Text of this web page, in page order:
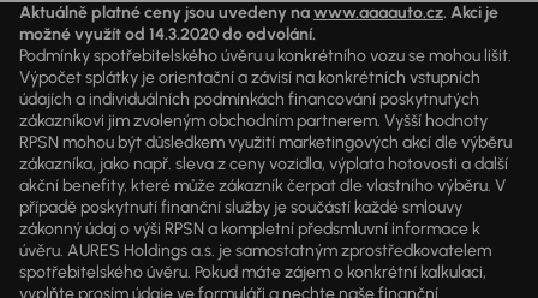
Aktuálně platné ceny jsou uvedeny nawww.aaaauto.cz. Akci je
možné využít od 14.3.2020 do odvolání.
Podmínky spotřebitelského úvěru u konkrétního vozu se mohou lišit.
Výpočet splátky je orientační a závisí na konkrétních vstupních
údajích a individuálních podmínkách financování poskytnutých
zákazníkovi jim zvoleným obchodním partnerem. Vyšší hodnoty
RPSN mohou být důsledkem využití marketingových akcí dle výběru
zákazníka, jako např. sleva z ceny vozidla, výplata hotovosti a další
akční benefity, které může zákazník čerpat dle vlastního výběru. V
případě poskytnutí finanční služby je součástí každé smlouvy
zákonný údaj o výši RPSN a kompletní předsmluvní informace k
úvěru. AURES Holdings a.s. je samostatným zprostředkovatelem
spotřebitelského úvěru. Pokud máte zájem o konkrétní kalkulaci,
vyplňte prosím údaje ve formuláři a nechte naše finanční